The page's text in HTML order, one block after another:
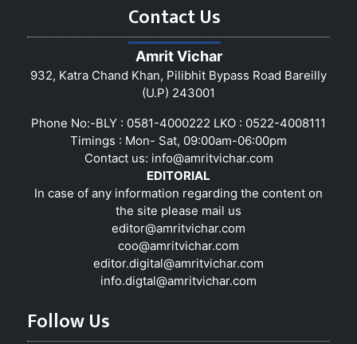
Contact Us
Amrit Vichar
932, Katra Chand Khan, Pilibhit Bypass Road Bareilly
(U.P) 243001
Phone No:-BLY : 0581-4000222 LKO : 0522-4008111
Timings : Mon- Sat, 09:00am-06:00pm
Contact us: info@amritvichar.com
EDITORIAL
In case of any information regarding the content on
the site please mail us
editor@amritvichar.com
coo@amritvichar.com
editor.digital@amritvichar.com
info.digtal@amritvichar.com
Follow Us